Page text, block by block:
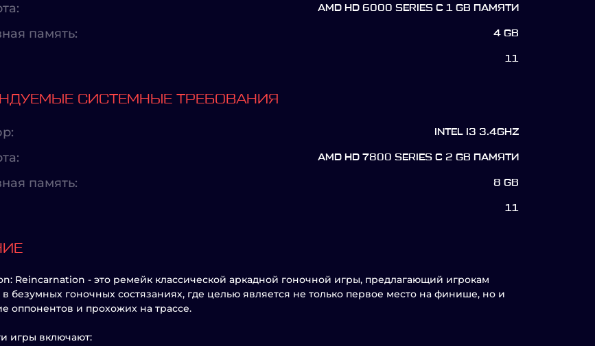
AMD HD 6000 SERIES С 1 GB ПАМЯТИ
память: 4 GB
11
СИСТЕМНЫЕ ТРЕБОВАНИЯ
INTEL I3 3.4GHZ
AMD HD 7800 SERIES С 2 GB ПАМЯТИ
память: 8 GB
11
Reincarnation - это ремейк классической аркадной гоночной игры, предлагающий игрокам
в безумных гоночных состязаниях, где целью является не только первое место на финише, но и
оппонентов и прохожих на трассе.
игры включают: